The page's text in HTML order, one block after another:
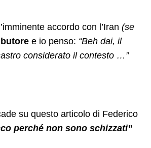
accordo con l’Iran (se
e io penso: “Beh dai, il
considerato il contesto …”
su questo articolo di Federico
perché non sono schizzati”